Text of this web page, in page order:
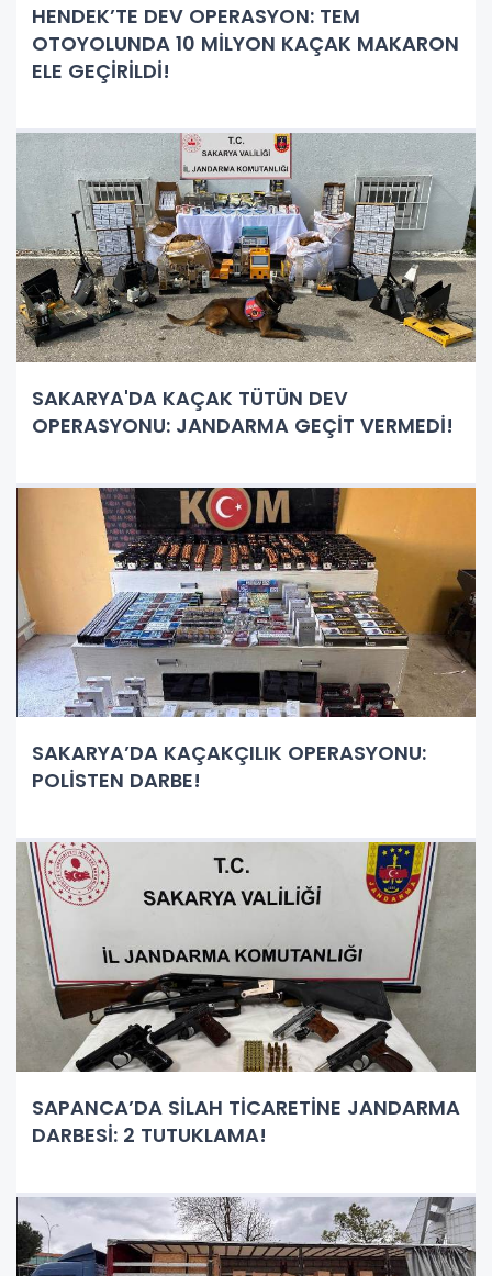
HENDEK’TE DEV OPERASYON: TEM
OTOYOLUNDA 10 MİLYON KAÇAK MAKARON
ELE GEÇİRİLDİ!
SAKARYA'DA KAÇAK TÜTÜN DEV
OPERASYONU: JANDARMA GEÇİT VERMEDİ!
SAKARYA’DA KAÇAKÇILIK OPERASYONU:
POLİSTEN DARBE!
SAPANCA’DA SİLAH TİCARETİNE JANDARMA
DARBESİ: 2 TUTUKLAMA!